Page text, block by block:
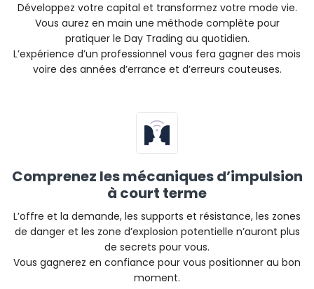
Développez votre capital et transformez votre mode vie.
Vous aurez en main une méthode complète pour
pratiquer le Day Trading au quotidien.
L’expérience d’un professionnel vous fera gagner des mois
voire des années d’errance et d’erreurs couteuses.
Comprenez les mécaniques d’impulsion
à court terme
L’offre et la demande, les supports et résistance, les zones
de danger et les zone d’explosion potentielle n’auront plus
de secrets pour vous.
Vous gagnerez en confiance pour vous positionner au bon
moment.